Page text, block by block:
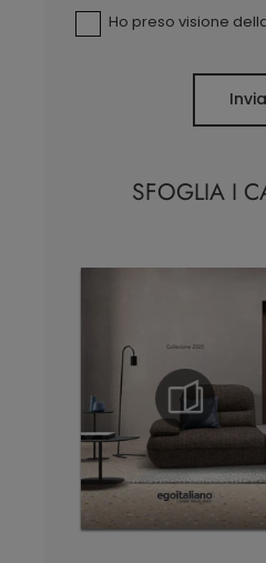
SFOGLIA I
Ho preso visione
Invia